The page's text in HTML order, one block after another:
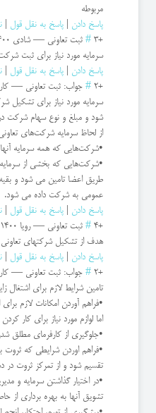
مربوطه
پاسخ دادن
پاسخ به نقل قول
+3
# ثبت تعاونی —شادی 23:30
سرمایه مورد نیاز برای ثبت
پاسخ دادن
پاسخ به نقل قول
+2
# جواب: ثبت تعاونی —
سرمایه مورد نیاز برای تشکیل
شود و مبلغ و نوع سهام شرکت
از لحاظ سرمایه شرکت‌های
•شرکت‌هایی که همه سرمایه
طریق اعضا تامین می شود و
عمومی به شرکت داده می شود.
پاسخ دادن
پاسخ به نقل قول
+4
# ثبت تعاونی —رویا 1400-03-30 16:42
هدف از تشکیل شرکتهای
پاسخ دادن
پاسخ به نقل قول
+2
# جواب: ثبت تعاونی —
تامین شرایط لازم برای اشتغال
•فراهم آوردن امکانات لازم
اما لوازم مورد نیاز برای کار کردن
•جلوگیری از کارفرمای مطلق
•فراهم اوردن شرایطی که ثروت
تقسیم شود و از تمرکز ثروت
•در اختیار گذاشتن سرمایه و
تشویق آنها به بهره برداری از